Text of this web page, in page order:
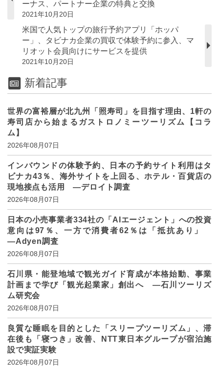
ーナス、パートナー企業の特典と交換
2021年10月20日
米国で人気トップの旅行予約アプリ「ホッパ
ー」、タビナカ企業の買収で体験予約に参入、マ
リオット会員向けにサービスを提供
2021年10月20日
新着記事
世界の富裕層が北九州「照寿司」を目指す理由、1軒の
寿司店から始まるガストロノミーツーリズム【コラ
ム】
2026年08月07日
インバウンドの体験予約、日本の予約サイト利用はタ
ビナカ43％、海外サイトを上回る、ホテル・百貨店の
現地接点も活用 ―デロイト調査
2026年08月07日
日本の小売事業者334社の「AIエージェント」への投資
意向は97％、一方で消費者62％は「抵抗あり」
―Adyen調査
2026年08月07日
石川県・能登地域で観光ガイド育成が本格始動、事業
計画まで学び「観光起業家」創出へ ―石川ツーリズ
ム研究会
2026年08月07日
良質な睡眠を目的とした「スリープツーリズム」、滞
在後も「寝つき」改善、NTT東日本グループが宿泊施
設で実証実験
2026年08月07日